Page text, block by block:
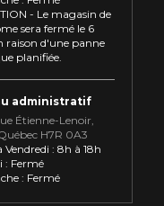
- Le magasin de
sera fermé le 6
raison d'une panne
planifiée.
administratif
Étienne⁠-⁠Lenoir,
H7R 0A3
Vendredi : 8h à 18h
: Fermé
: Fermé